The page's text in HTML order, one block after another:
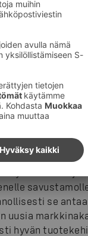
myös
BBQ-
kevään
150
jota
se
uusia
hyvän